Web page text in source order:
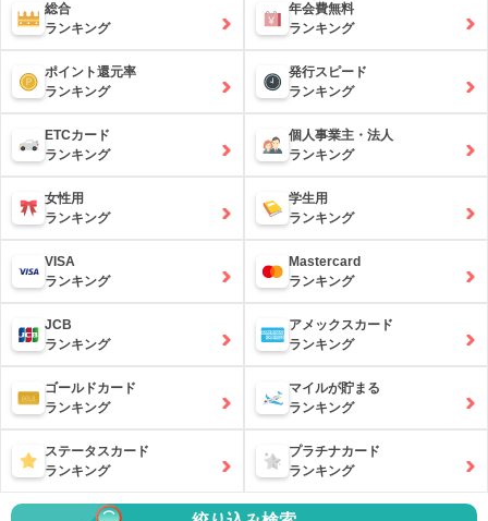
総合
ランキング
年会費無料
ランキング
ポイント還元率
ランキング
発行スピード
ランキング
ETCカード
ランキング
個人事業主・法人
ランキング
女性用
ランキング
学生用
ランキング
VISA
ランキング
Mastercard
ランキング
JCB
ランキング
アメックスカード
ランキング
ゴールドカード
ランキング
マイルが貯まる
ランキング
ステータスカード
ランキング
プラチナカード
ランキング